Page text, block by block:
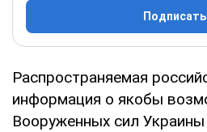
Распространяемая
информация о якобы
Вооруженных сил Украины